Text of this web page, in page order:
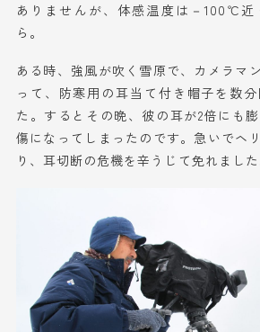
ありませんが、体感 温度 は －100℃近
ら 。
ある時、強風が吹く雪原で、カメラマ
って、 防寒用の耳当て付き帽子を数
た。するとその晩、彼の耳が2倍にも
傷になってしまったのです。急いでヘ
り 、耳切断の危機を辛うじて免れました